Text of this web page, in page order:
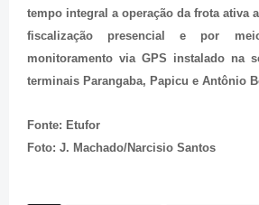
tempo integral a operação da frota ativa
fiscalização presencial e por
monitoramento via GPS instalado na
terminais Parangaba, Papicu e Antônio
Fonte: Etufor
Foto: J. Machado/Narcisio Santos